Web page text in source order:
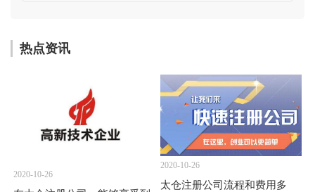
热点资讯
2020-10-26
2020-10-26
太仓注册公司流程和费用多